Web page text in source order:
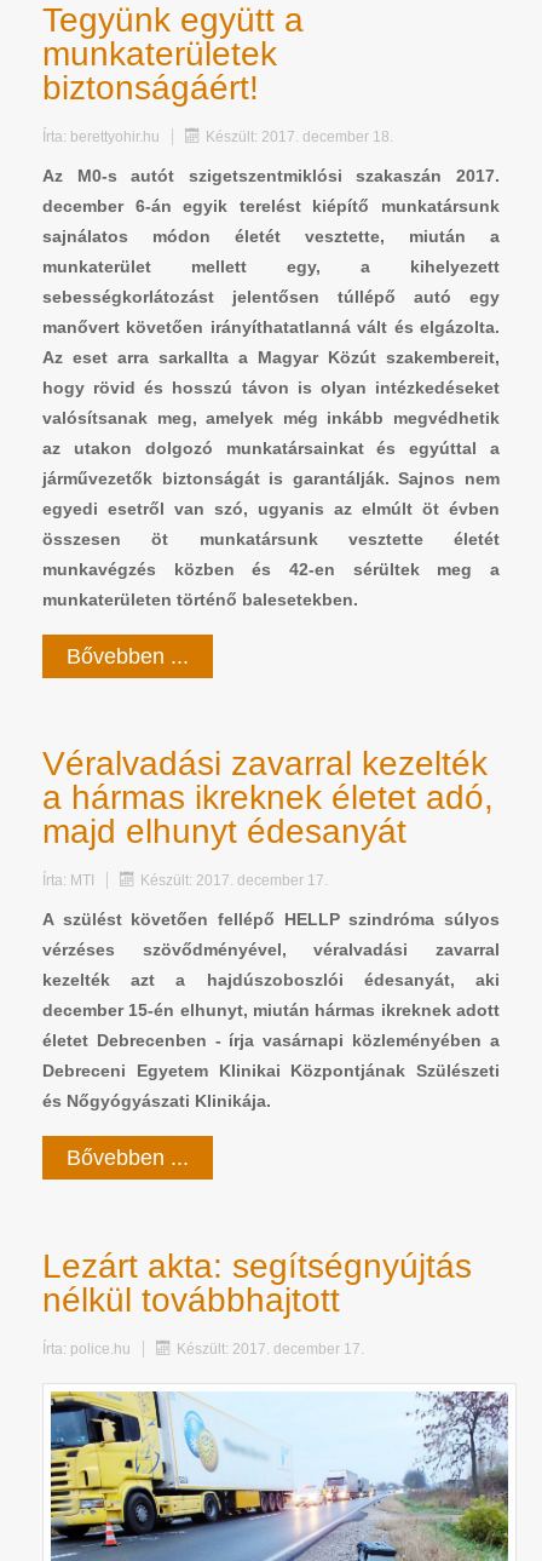
Tegyünk együtt a
munkaterületek
biztonságáért!
Írta: berettyohir.hu Készült: 2017. december 18.
Az M0-s autót szigetszentmiklósi szakaszán 2017.
december 6-án egyik terelést kiépítő munkatársunk
sajnálatos módon életét vesztette, miután a
munkaterület mellett egy, a kihelyezett
sebességkorlátozást jelentősen túllépő autó egy
manővert követően irányíthatatlanná vált és elgázolta.
Az eset arra sarkallta a Magyar Közút szakembereit,
hogy rövid és hosszú távon is olyan intézkedéseket
valósítsanak meg, amelyek még inkább megvédhetik
az utakon dolgozó munkatársainkat és egyúttal a
járművezetők biztonságát is garantálják. Sajnos nem
egyedi esetről van szó, ugyanis az elmúlt öt évben
összesen öt munkatársunk vesztette életét
munkavégzés közben és 42-en sérültek meg a
munkaterületen történő balesetekben.
Bővebben ...
Véralvadási zavarral kezelték
a hármas ikreknek életet adó,
majd elhunyt édesanyát
Írta: MTI Készült: 2017. december 17.
A szülést követően fellépő HELLP szindróma súlyos
vérzéses szövődményével, véralvadási zavarral
kezelték azt a hajdúszoboszlói édesanyát, aki
december 15-én elhunyt, miután hármas ikreknek adott
életet Debrecenben - írja vasárnapi közleményében a
Debreceni Egyetem Klinikai Központjának Szülészeti
és Nőgyógyászati Klinikája.
Bővebben ...
Lezárt akta: segítségnyújtás
nélkül továbbhajtott
Írta: police.hu Készült: 2017. december 17.